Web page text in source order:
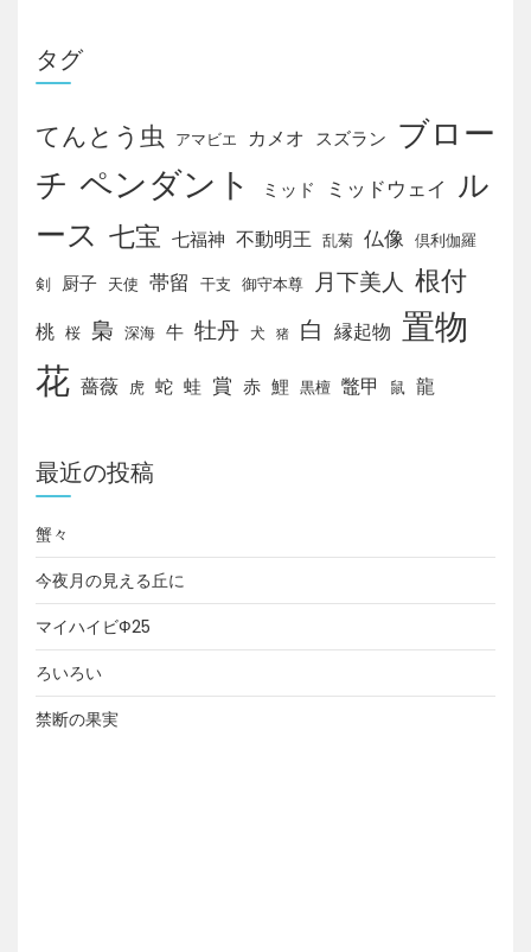
ョ
ン
タグ
てんとう虫 アマビエ カメオ スズラン ブロー
チ ペンダント ミッド ミッドウェイ ル
ース 七宝 七福神 不動明王 乱菊 仏像 倶利伽羅
剣 厨子 天使 帯留 干支 御守本尊 月下美人 根付
桃 桜 梟 深海 牛 牡丹 犬 猪 白 縁起物 置物
花 薔薇 虎 蛇 蛙 賞 赤 鯉 黒檀 鼈甲 鼠 龍
最近の投稿
蟹々
今夜月の見える丘に
マイハイビФ25
ろいろい
禁断の果実